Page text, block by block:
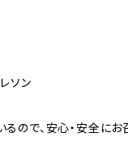
ソン
ので、安心・安全にお